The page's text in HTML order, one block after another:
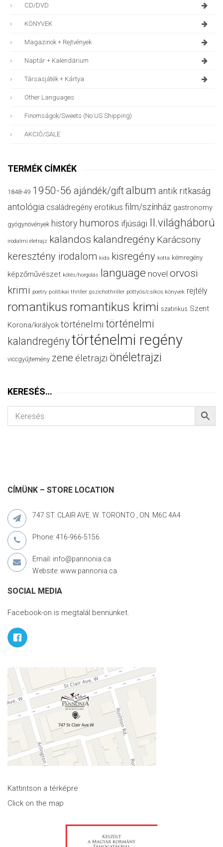
CD/DVD
KÖNYVEK
Magazinok + Rejtvények
Naptár + Kalendárium
Társasjáték + Kártya
Other Languages
Finomságok/sweets (no US Shipping)
AKCIÓ/SALE
TERMÉK CÍMKÉK
1848-49 1950-56 ajándék/giftalbum antik ritkaság
antológia családregény erotikus film/színház gastronomy
gyógynövények history humoros ifjúsági II.világháború
irodalmi életrajz kalandos kalandregény Karácsony
keresztény irodalom kids kisregény kotta kémregény
képzőművészet kötés/horgolás language novel orvosi
krimi poetry politikai thriller pszichothriller pöttyös/csíkos könyvek rejtély
romantikus romantikus krimi szatirikus Szent
Korona/királyok történelmi történelmi
kalandregénytörténelmi regény
viccgyűjtemény zene életrajzi önéletrajzi
KERESÉS…
CÍMÜNK – STORE LOCATION
747 ST. CLAIR AVE. W. TORONTO , ON. M6C 4A4
Phone: 416-966-5156
Email: info@pannonia.ca
Website: www.pannonia.ca
SOCIAL MEDIA
Facebook-on is megtalál bennünket.
Kattintson a térképre
Click on the map